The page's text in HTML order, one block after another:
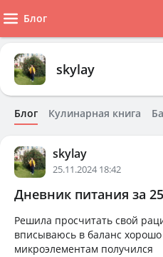
Блог
skylay
Блог Кулинарная книга
skylay
25.11.2024 18:42
Дневник питания за
Решила просчитать свой
вписываюсь в баланс
микроэлементам получился